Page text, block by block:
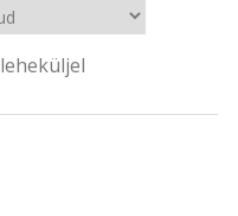
leheküljel